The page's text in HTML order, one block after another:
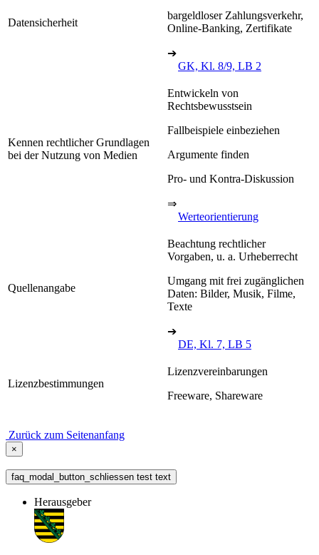
Datensicherheit
bargeldloser Zahlungsverkehr,
Online-Banking, Zertifikate
➔
GK, Kl. 8/9, LB 2
Kennen rechtlicher Grundlagen
bei der Nutzung von Medien
Entwickeln von
Rechtsbewusstsein
Fallbeispiele einbeziehen
Argumente finden
Pro- und Kontra-Diskussion
⇒
Werteorientierung
Quellenangabe
Beachtung rechtlicher
Vorgaben, u. a. Urheberrecht
Umgang mit frei zugänglichen
Daten: Bilder, Musik, Filme,
Texte
➔
DE, Kl. 7, LB 5
Lizenzbestimmungen
Lizenzvereinbarungen
Freeware, Shareware
Zurück zum Seitenanfang
×
faq_modal_button_schliessen test text
Herausgeber